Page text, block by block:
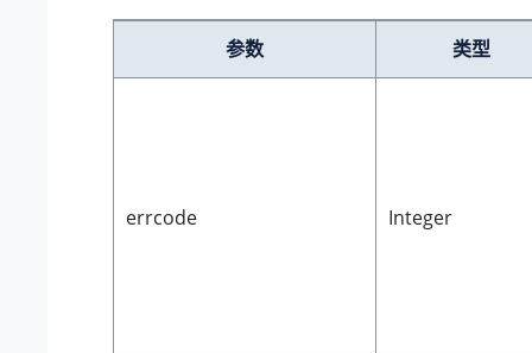
参数 类型
errcode Integer